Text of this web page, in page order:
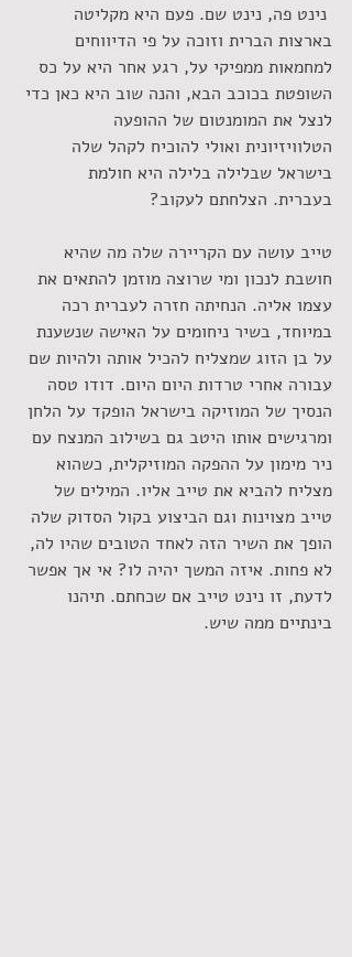
נינט פה, נינט שם. פעם היא מקליטה
בארצות הברית וזוכה על פי הדיווחים
למחמאות ממפיקי על, רגע אחר היא על כס
השופטת בכוכב הבא, והנה שוב היא כאן כדי
לנצל את המומנטום של ההופעה
הטלוויזיונית ואולי להוכיח לקהל שלה
בישראל שבלילה בלילה היא חולמת
בעברית. הצלחתם לעקוב?
טייב עושה עם הקריירה שלה מה שהיא
חושבת לנכון ומי שרוצה מוזמן להתאים את
עצמו אליה. הנחיתה חזרה לעברית רכה
במיוחד, בשיר ניחומים על האישה שנשענת
על בן הזוג שמצליח להכיל אותה ולהיות שם
עבורה אחרי טרדות היום היום. דודו טסה
הנסיך של המוזיקה בישראל הופקד על הלחן
ומרגישים אותו היטב גם בשילוב המנצח עם
ניר מימון על ההפקה המוזיקלית, כשהוא
מצליח להביא את טייב אליו. המילים של
טייב מצוינות וגם הביצוע בקול הסדוק שלה
הופך את השיר הזה לאחד הטובים שהיו לה,
לא פחות. איזה המשך יהיה לו? אי אך אפשר
לדעת, זו נינט טייב אם שכחתם. תיהנו
בינתיים ממה שיש.